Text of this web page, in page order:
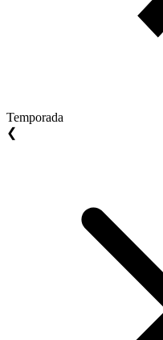
Temporada
❮